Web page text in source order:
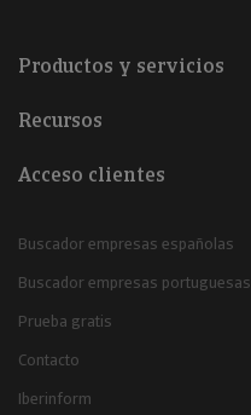
Productos y servicios
Recursos
Acceso clientes
Buscador empresas españolas
Buscador empresas portuguesas
Prueba gratis
Contacto
Iberinform